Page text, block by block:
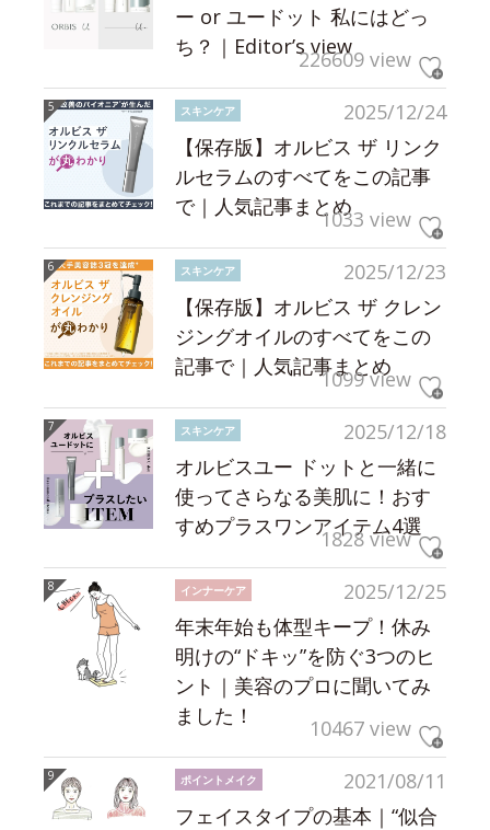
ー or ユードット 私にはどっ
ち？｜Editor’s view226609 view
2025/12/24
スキンケア
【保存版】オルビス ザ リンク
ルセラムのすべてをこの記事
で｜人気記事まとめ1033 view
2025/12/23
スキンケア
【保存版】オルビス ザ クレン
ジングオイルのすべてをこの
記事で｜人気記事まとめ
1099 view
2025/12/18
スキンケア
オルビスユー ドットと一緒に
使ってさらなる美肌に！おす
すめプラスワンアイテム4選
1828 view
2025/12/25
インナーケア
年末年始も体型キープ！休み
明けの“ドキッ”を防ぐ3つのヒ
ント｜美容のプロに聞いてみ
ました！
10467 view
2021/08/11
ポイントメイク
フェイスタイプの基本｜“似合